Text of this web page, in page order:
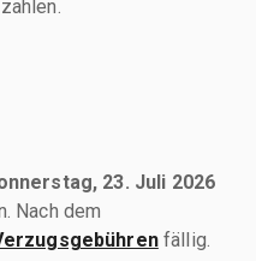
23. Juli 2026
Nach dem
fällig.